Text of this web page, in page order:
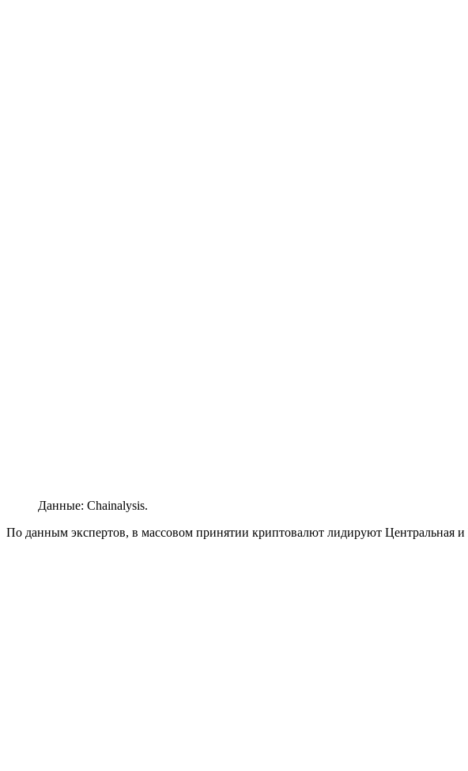
Данные: Chainalysis.
По данным экспертов, в массовом принятии криптовалют лидируют Центральная